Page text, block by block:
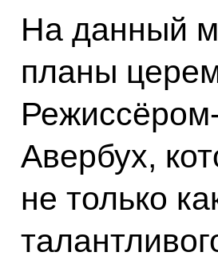
На данный
планы
Авербух,
не только